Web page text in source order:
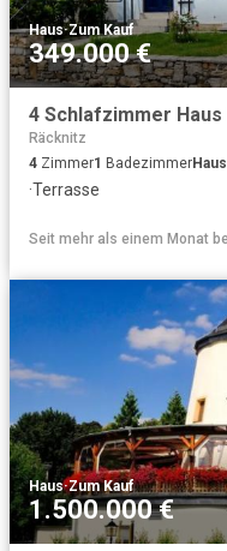
Haus·Zum Kauf
349.000 €
Räcknitz
4 Zimmer1 BadezimmerHaus
·Terrasse
Seit mehr als einem Monat
Haus·Zum Kauf
1.500.000 €